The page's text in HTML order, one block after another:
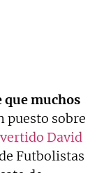
que muchos
puesto sobre
David
Futbolistas